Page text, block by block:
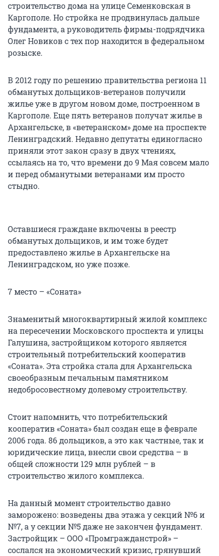
строительство дома на улице Семенковская в
Каргополе. Но стройка не продвинулась дальше
фундамента, а руководитель фирмы-подрядчика
Олег Новиков с тех пор находится в федеральном
розыске.
В 2012 году по решению правительства региона 11
обманутых дольщиков-ветеранов получили
жилье уже в другом новом доме, построенном в
Каргополе. Еще пять ветеранов получат жилье в
Архангельске, в «ветеранском» доме на проспекте
Ленинградский. Недавно депутаты единогласно
приняли этот закон сразу в двух чтениях,
ссылаясь на то, что времени до 9 Мая совсем мало
и перед обманутыми ветеранами им просто
стыдно.
Оставшиеся граждане включены в реестр
обманутых дольщиков, и им тоже будет
предоставлено жилье в Архангельске на
Ленинградском, но уже позже.
7 место – «Соната»
Знаменитый многоквартирный жилой комплекс
на пересечении Московского проспекта и улицы
Галушина, застройщиком которого является
строительный потребительский кооператив
«Соната». Эта стройка стала для Архангельска
своеобразным печальным памятником
недобросовестному долевому строительству.
Стоит напомнить, что потребительский
кооператив «Соната» был создан еще в феврале
2006 года. 86 дольщиков, а это как частные, так и
юридические лица, внесли свои средства – в
общей сложности 129 млн рублей – в
строительство жилого комплекса.
На данный момент строительство давно
заморожено: возведены два этажа у секций №6 и
№7, а у секции №5 даже не закончен фундамент.
Застройщик – ООО «Промгражданстрой» –
сослался на экономический кризис, грянувший